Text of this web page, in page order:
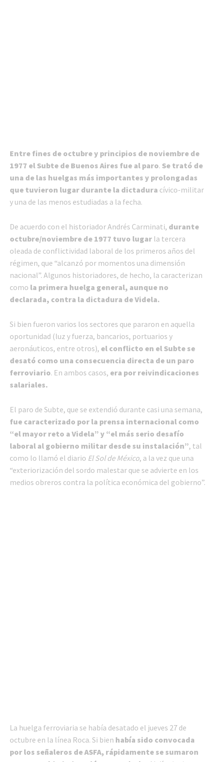
Entre fines de octubre y principios de noviembre de
1977 el Subte de Buenos Aires fue al paro. Se trató de
una de las huelgas más importantes y prolongadas
que tuvieron lugar durante la dictadura cívico-militar
y una de las menos estudiadas a la fecha.
De acuerdo con el historiador Andrés Carminati, durante
octubre/noviembre de 1977 tuvo lugar la tercera
oleada de conflictividad laboral de los primeros años del
régimen, que “alcanzó por momentos una dimensión
nacional”. Algunos historiadores, de hecho, la caracterizan
como la primera huelga general, aunque no
declarada, contra la dictadura de Videla.
Si bien fueron varios los sectores que pararon en aquella
oportunidad (luz y fuerza, bancarios, portuarios y
aeronáuticos, entre otros), el conflicto en el Subte se
desató como una consecuencia directa de un paro
ferroviario. En ambos casos, era por reivindicaciones
salariales.
El paro de Subte, que se extendió durante casi una semana,
fue caracterizado por la prensa internacional como
“el mayor reto a Videla” y “el más serio desafío
laboral al gobierno militar desde su instalación”, tal
como lo llamó el diario El Sol de México, a la vez que una
“exteriorización del sordo malestar que se advierte en los
medios obreros contra la política económica del gobierno”.
La huelga ferroviaria se había desatado el jueves 27 de
octubre en la línea Roca. Si bien había sido convocada
por los señaleros de ASFA, rápidamente se sumaron